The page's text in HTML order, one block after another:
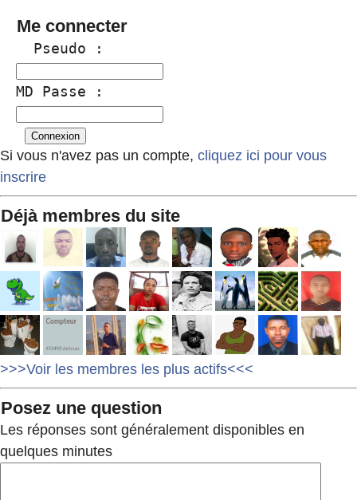
Me connecter
  Pseudo :
MD Passe :
Si vous n'avez pas un compte, cliquez ici pour vous
inscrire
Déjà membres du site
>>>Voir les membres les plus actifs<<<
Posez une question
Les réponses sont généralement disponibles en
quelques minutes